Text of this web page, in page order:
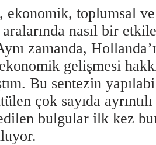
ekonomik, toplumsal
nasıl bir
zamanda,
gelişmesi
Bu sentezin
çok sayıda
bulgular ilk kez